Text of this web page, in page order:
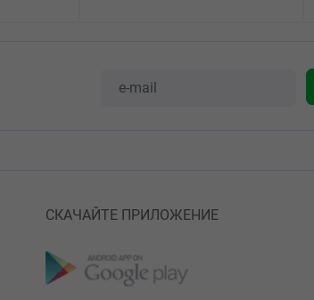
СКАЧАЙТЕ ПРИЛОЖЕНИЕ